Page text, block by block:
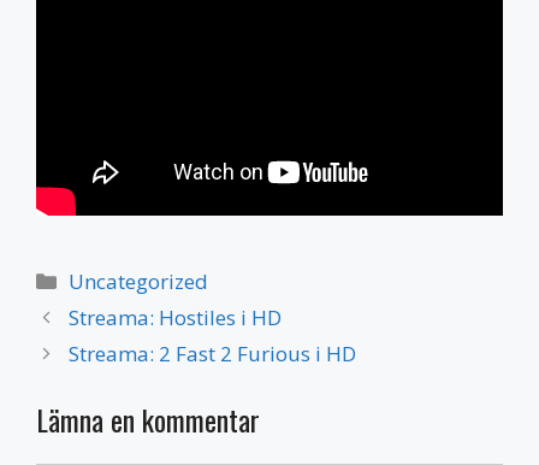
Kategorier
Uncategorized
Streama: Hostiles i HD
Streama: 2 Fast 2 Furious i HD
Lämna en kommentar